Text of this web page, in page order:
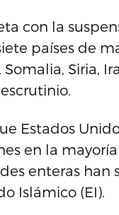
con la
países de
Siria,
Estados
en la
enteras
Islámico (EI).